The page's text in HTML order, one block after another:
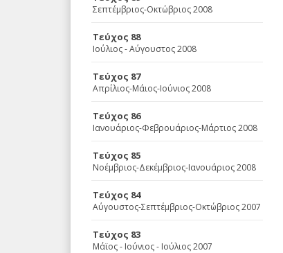
Σεπτέμβριος-Οκτώβριος 2008
Τεύχος 88
Ιούλιος - Αύγουστος 2008
Τεύχος 87
Απρίλιος-Μάιος-Ιούνιος 2008
Τεύχος 86
Ιανουάριος-Φεβρουάριος-Μάρτιος 2008
Τεύχος 85
Νοέμβριος-Δεκέμβριος-Ιανουάριος 2008
Τεύχος 84
Αύγουστος-Σεπτέμβριος-Οκτώβριος 2007
Τεύχος 83
Μάϊος - Ιούνιος - Ιούλιος 2007